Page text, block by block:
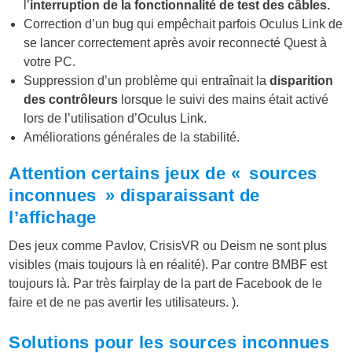
l’interruption de la fonctionnalité de test des câbles.
Correction d’un bug qui empêchait parfois Oculus Link de
se lancer correctement après avoir reconnecté Quest à
votre PC.
Suppression d’un problème qui entraînait ladisparition
des contrôleurs lorsque le suivi des mains était activé
lors de l’utilisation d’Oculus Link.
Améliorations générales de la stabilité.
Attention certains jeux de « sources
inconnues » disparaissant de
l’affichage
Des jeux comme Pavlov, CrisisVR ou Deism ne sont plus
visibles (mais toujours là en réalité). Par contre BMBF est
toujours là. Par très fairplay de la part de Facebook de le
faire et de ne pas avertir les utilisateurs. ).
Solutions pour les sources inconnues